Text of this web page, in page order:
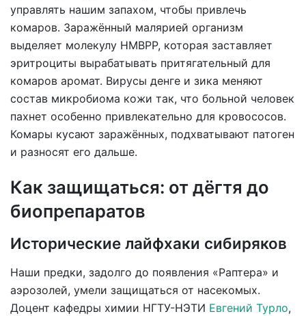
управлять нашим запахом, чтобы привлечь
комаров. Заражённый малярией организм
выделяет молекулу HMBPP, которая заставляет
эритроциты вырабатывать притягательный для
комаров аромат. Вирусы денге и зика меняют
состав микробиома кожи так, что больной человек
пахнет особенно привлекательно для кровососов.
Комары кусают заражённых, подхватывают патоген
и разносят его дальше.
Как защищаться: от дёгтя до
биопрепаратов
Исторические лайфхаки сибиряков
Наши предки, задолго до появления «Раптера» и
аэрозолей, умели защищаться от насекомых.
Доцент кафедры химии НГТУ-НЭТИ Евгений Турло,